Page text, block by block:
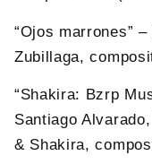
“Ojos marrones”
Zubillaga,
“Shakira: Bzrp
Santiago
& Shakira,